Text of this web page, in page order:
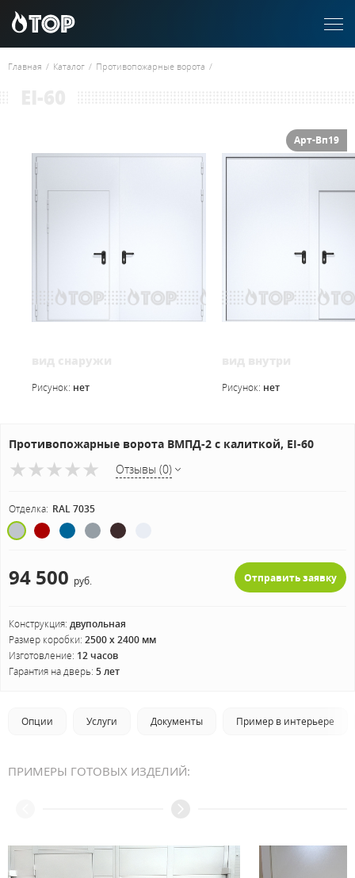
Главная / Каталог / Противопожарные ворота /
Рисунок: нет Рисунок: нет
Арт-Вп19
Противопожарные ворота ВМПД-2 с калиткой, EI-60
Отзывы (0)
Отделка: RAL 7035
94 500 руб. Отправить заявку
Конструкция: двупольная
Размер коробки: 2500 х 2400 мм
Изготовление: 12 часов
Гарантия на дверь: 5 лет
Опции Услуги Документы Пример в интерьере
ПРИМЕРЫ ГОТОВЫХ ИЗДЕЛИЙ: